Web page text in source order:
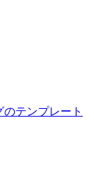
テンプレート